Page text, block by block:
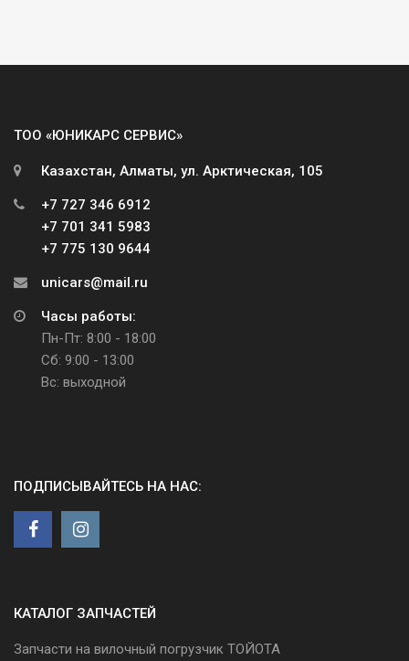
ТОО «ЮНИКАРС СЕРВИС»
Казахстан, Алматы, ул. Арктическая, 105
+7 727 346 6912
+7 701 341 5983
+7 775 130 9644
unicars@mail.ru
Часы работы:
Пн-Пт: 8:00 - 18:00
Сб: 9:00 - 13:00
Вс: выходной
ПОДПИСЫВАЙТЕСЬ НА НАС:
КАТАЛОГ ЗАПЧАСТЕЙ
Запчасти на вилочный погрузчик ТОЙОТА